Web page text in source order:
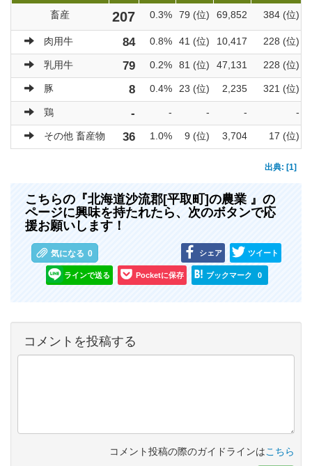
畜産
207 0.3% 79 (位) 69,852 384 (位)
肉用牛 84 0.8% 41 (位) 10,417 228 (位)
乳用牛 79 0.2% 81 (位) 47,131 228 (位)
豚 8 0.4% 23 (位) 2,235 321 (位)
鶏 - - - - -
その他 畜産物 36 1.0% 9 (位) 3,704 17 (位)
出典: [1]
こちらの『北海道沙流郡[平取町]の農業 』の
ページに興味を持たれたら、次のボタンで応
援お願いします！
気になる 0 シェア ツイート
ラインで送る Pocketに保存 ブックマーク 0
コメントを投稿する
コメント投稿の際のガイドラインはこちら